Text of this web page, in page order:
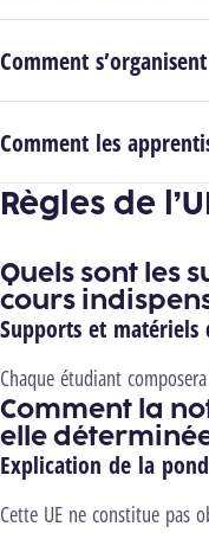
Comment
Comment les
Règles de
Quels sont les
cours
Supports et matériels
Chaque étudiant
Comment la
elle
Explication de la
Cette UE ne constitue pas